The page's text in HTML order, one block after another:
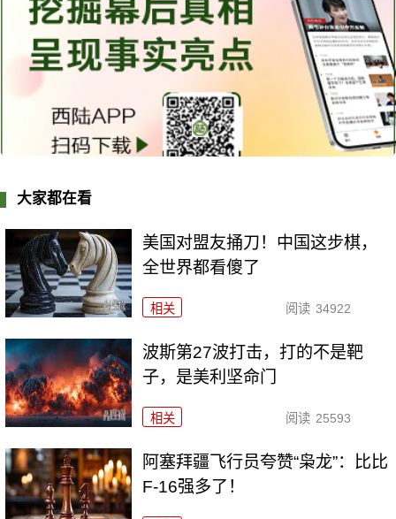
大家都在看
美国对盟友捅刀！中国这步棋，
全世界都看傻了
相关 阅读 34922
波斯第27波打击，打的不是靶
子，是美利坚命门
相关 阅读 25593
阿塞拜疆飞行员夸赞“枭龙”：比比
F-16强多了！